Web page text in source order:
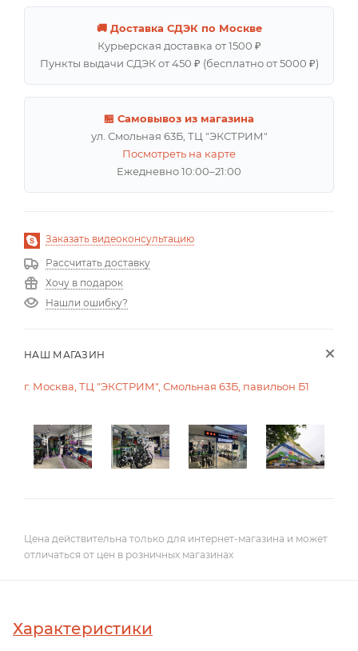
🚚 Доставка СДЭК по Москве
Курьерская доставка от 1500 ₽
Пункты выдачи СДЭК от 450 ₽ (бесплатно от 5000 ₽)
🏪 Самовывоз из магазина
ул. Смольная 63Б, ТЦ "ЭКСТРИМ"
Посмотреть на карте
Ежедневно 10:00–21:00
Заказать видеоконсультацию
Рассчитать доставку
Хочу в подарок
Нашли ошибку?
НАШ МАГАЗИН
г. Москва, ТЦ "ЭКСТРИМ", Смольная 63Б, павильон Б1
Цена действительна только для интернет-магазина и может
отличаться от цен в розничных магазинах
Характеристики